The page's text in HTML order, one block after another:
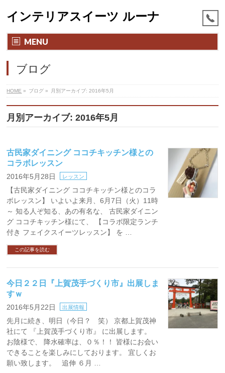
インテリアスイーツ ルーナ
MENU
ブログ
HOME » ブログ » 月別アーカイブ: 2016年5月
月別アーカイブ: 2016年5月
古民家ダイニング ココチキッチン様との
コラボレッスン
2016年5月28日 レッスン
【古民家ダイニング ココチキッチン様とのコラ
ボレッスン】 いよいよ来月、6月7日（火）11時
～ 知る人ぞ知る、あの有名な、 古民家ダイニン
グ ココチキッチン様にて、 【コラボ限定ランチ
付き フェイクスイーツレッスン】 を …
この記事を読む
今日２２日『上賀茂手づくり市』出展しま
すｗ
2016年5月22日 出展情報
先月に続き、明日（今日？ 笑） 京都上賀茂神
社にて 『上賀茂手づくり市』 に出展します。
お陰様で、 降水確率は、０％！！ 皆様にお会い
できることを楽しみにしております。 宜しくお
願い致します。 追伸 ６月 …